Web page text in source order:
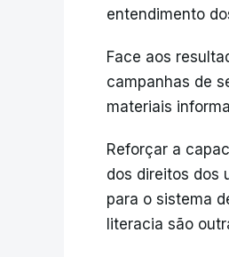
entendimento
Face aos
campanhas de
materiais
Reforçar a
dos direitos dos
para o sistema
literacia são